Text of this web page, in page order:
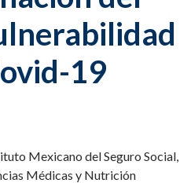
19
Mexicano del Seguro Social,
Médicas y Nutrición